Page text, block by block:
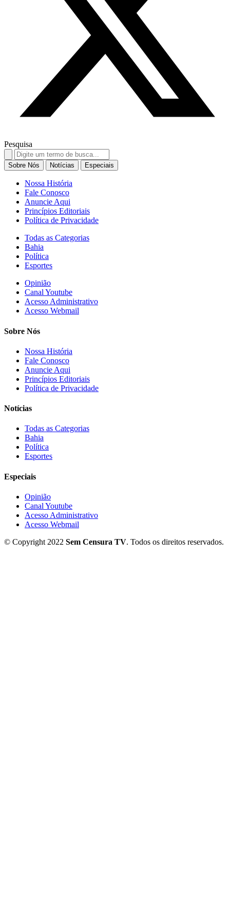
Pesquisa
Search
for:
Sobre Nós Notícias Especiais
Nossa História
Fale Conosco
Anuncie Aqui
Princípios Editoriais
Política de Privacidade
Todas as Categorias
Bahia
Política
Esportes
Opinião
Canal Youtube
Acesso Administrativo
Acesso Webmail
Sobre Nós
Nossa História
Fale Conosco
Anuncie Aqui
Princípios Editoriais
Política de Privacidade
Notícias
Todas as Categorias
Bahia
Política
Esportes
Especiais
Opinião
Canal Youtube
Acesso Administrativo
Acesso Webmail
© Copyright 2022 Sem Censura TV. Todos os direitos reservados.